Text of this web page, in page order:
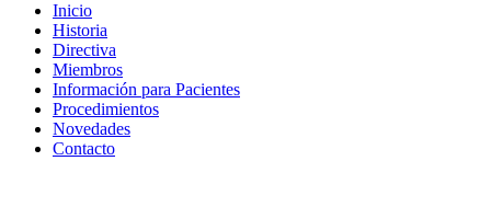
Inicio
Historia
Directiva
Miembros
Información para Pacientes
Procedimientos
Novedades
Contacto